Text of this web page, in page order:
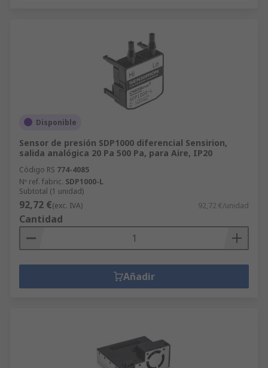
Disponible
Sensor de presión SDP1000 diferencial Sensirion,
salida analógica 20 Pa 500 Pa, para Aire, IP20
Código RS 774-4085
Nº ref. fabric. SDP1000-L
Subtotal (1 unidad)
92,72 €(exc. IVA) 92,72 €/unidad
Cantidad
Añadir